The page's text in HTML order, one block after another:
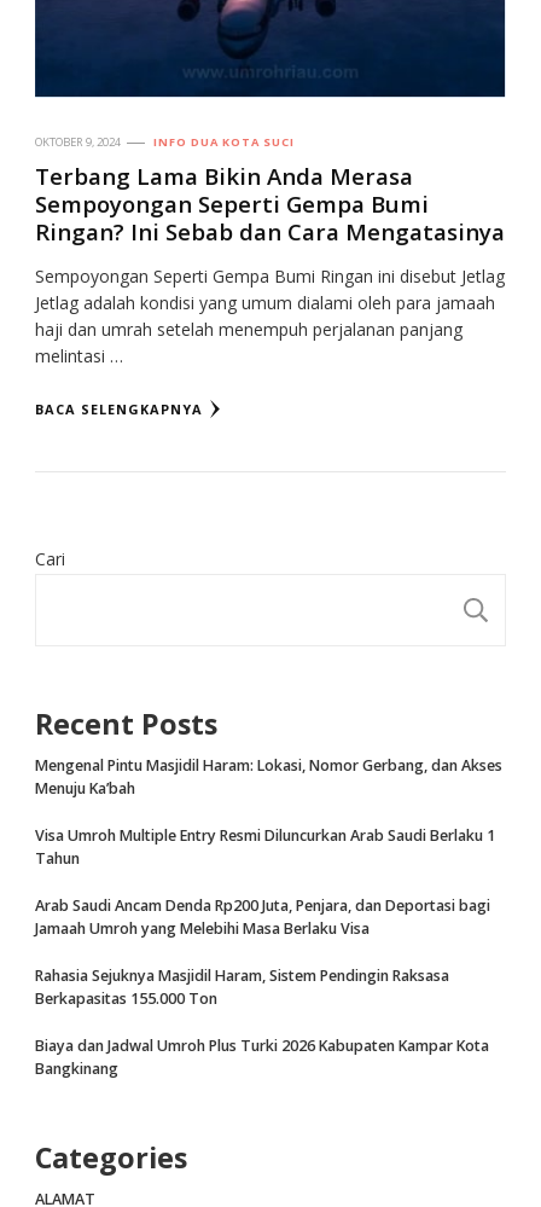
OKTOBER 9, 2024 INFO DUA KOTA SUCI
Terbang Lama Bikin Anda Merasa
Sempoyongan Seperti Gempa Bumi
Ringan? Ini Sebab dan Cara Mengatasinya
Sempoyongan Seperti Gempa Bumi Ringan ini disebut Jetlag
Jetlag adalah kondisi yang umum dialami oleh para jamaah
haji dan umrah setelah menempuh perjalanan panjang
melintasi …
BACA SELENGKAPNYA
Cari
Recent Posts
Mengenal Pintu Masjidil Haram: Lokasi, Nomor Gerbang, dan Akses
Menuju Ka’bah
Visa Umroh Multiple Entry Resmi Diluncurkan Arab Saudi Berlaku 1
Tahun
Arab Saudi Ancam Denda Rp200 Juta, Penjara, dan Deportasi bagi
Jamaah Umroh yang Melebihi Masa Berlaku Visa
Rahasia Sejuknya Masjidil Haram, Sistem Pendingin Raksasa
Berkapasitas 155.000 Ton
Biaya dan Jadwal Umroh Plus Turki 2026 Kabupaten Kampar Kota
Bangkinang
Categories
ALAMAT